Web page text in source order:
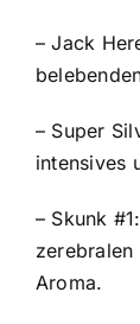
– Jack
– Super
intensives
– Skunk
Aroma.